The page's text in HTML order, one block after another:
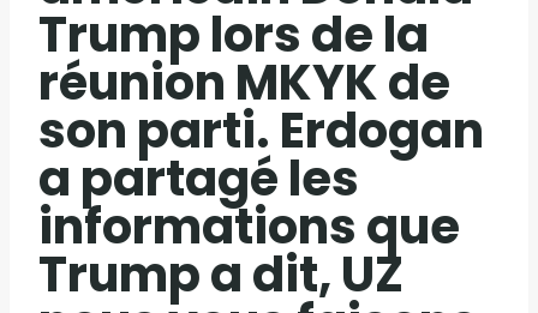
Trump lors de la
réunion MKYK de
son parti. Erdogan
a partagé les
informations que
Trump a dit, UZ